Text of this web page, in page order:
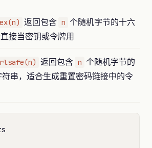
返回包含 n 个随机字节的十六
接当密钥或令牌用
返回包含 n 个随机字节的
符串，适合生成重置密码链接中的令